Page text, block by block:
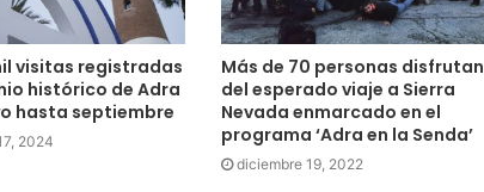
visitas registradas
histórico de Adra
hasta septiembre
2024
Más de 70 personas disfrutan
del esperado viaje a Sierra
Nevada enmarcado en el
programa ‘Adra en la Senda’
diciembre 19, 2022